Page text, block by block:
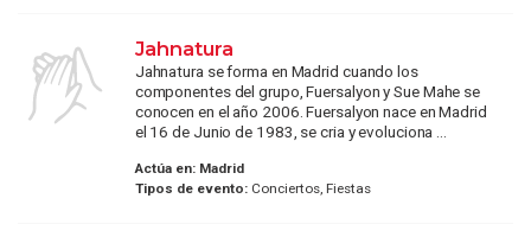
Jahnatura
Jahnatura se forma en Madrid cuando los
componentes del grupo, Fuersalyon y Sue Mahe se
conocen en el año 2006. Fuersalyon nace en Madrid
el 16 de Junio de 1983, se cria y evoluciona ...
Actúa en: Madrid
Tipos de evento:Conciertos, Fiestas